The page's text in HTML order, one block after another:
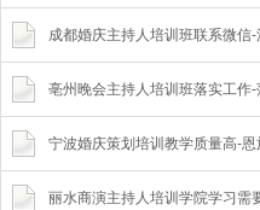
成都婚庆主持人培训班联系微信
亳州晚会主持人培训班落实工作
宁波婚庆策划培训教学质量高-
丽水商演主持人培训学院学习需